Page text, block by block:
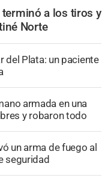
a los tiros y
Norte
del Plata: un paciente
armada en una
y robaron todo
un arma de fuego al
seguridad